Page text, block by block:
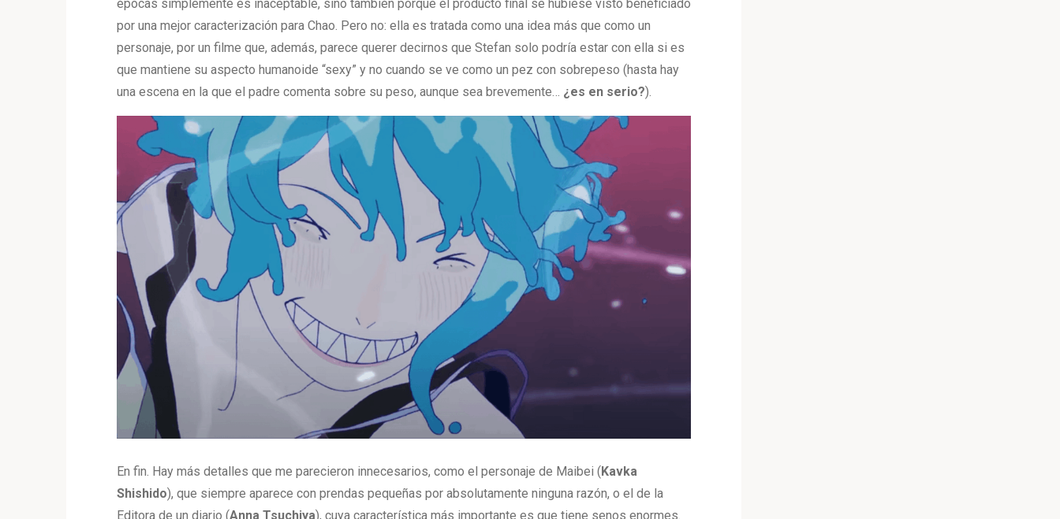
épocas simplemente es inaceptable, sino también porque el producto final se hubiese visto beneficiado
por una mejor caracterización para Chao. Pero no: ella es tratada como una idea más que como un
personaje, por un filme que, además, parece querer decirnos que Stefan solo podría estar con ella si es
que mantiene su aspecto humanoide “sexy” y no cuando se ve como un pez con sobrepeso (hasta hay
una escena en la que el padre comenta sobre su peso, aunque sea brevemente… ¿es en serio?).
En fin. Hay más detalles que me parecieron innecesarios, como el personaje de Maibei (Kavka
Shishido), que siempre aparece con prendas pequeñas por absolutamente ninguna razón, o el de la
Editora de un diario (Anna Tsuchiya), cuya característica más importante es que tiene senos enormes.